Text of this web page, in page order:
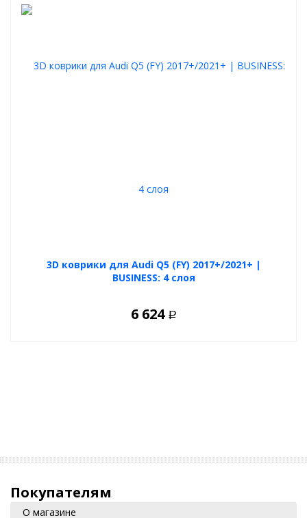
3D коврики для Audi Q5 (FY) 2017+/2021+ |
BUSINESS: 4 слоя
6 624 Р
Покупателям
О магазине